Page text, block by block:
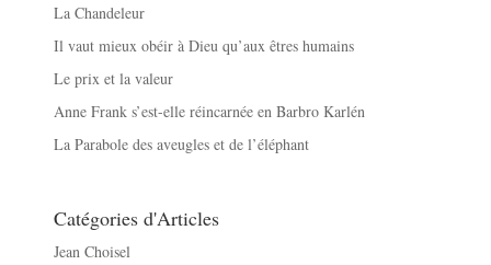
La Chandeleur
Il vaut mieux obéir à Dieu qu’aux êtres humains
Le prix et la valeur
Anne Frank s’est-elle réincarnée en Barbro Karlén
La Parabole des aveugles et de l’éléphant
Catégories d'Articles
Jean Choisel